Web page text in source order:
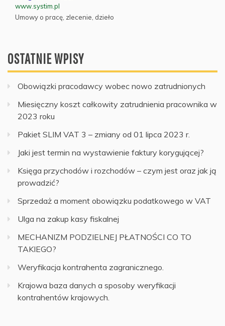
www.systim.pl
Umowy o pracę, zlecenie, dzieło
OSTATNIE WPISY
Obowiązki pracodawcy wobec nowo zatrudnionych
Miesięczny koszt całkowity zatrudnienia pracownika w
2023 roku
Pakiet SLIM VAT 3 – zmiany od 01 lipca 2023 r.
Jaki jest termin na wystawienie faktury korygującej?
Księga przychodów i rozchodów – czym jest oraz jak ją
prowadzić?
Sprzedaż a moment obowiązku podatkowego w VAT
Ulga na zakup kasy fiskalnej
MECHANIZM PODZIELNEJ PŁATNOŚCI CO TO
TAKIEGO?
Weryfikacja kontrahenta zagranicznego.
Krajowa baza danych a sposoby weryfikacji
kontrahentów krajowych.